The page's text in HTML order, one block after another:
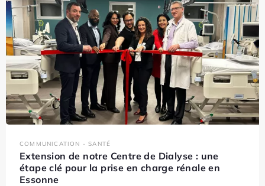
COMMUNICATION - SANTÉ
Extension de notre Centre de Dialyse : une
étape clé pour la prise en charge rénale en
Essonne